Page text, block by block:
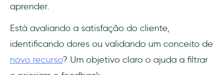
aprender.
Está avaliando a satisfação do cliente,
identificando dores ou validando um conceito de
novo recurso? Um objetivo claro o ajuda a filtrar